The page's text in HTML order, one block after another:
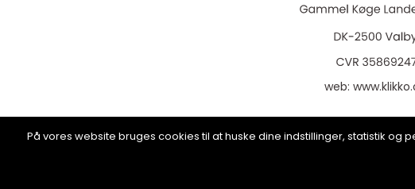
web:
På vores website bruges cookies til at huske dine indstillinger, statistik